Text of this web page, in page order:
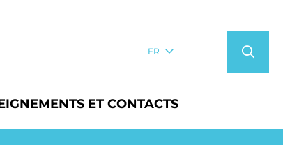
FR
ET CONTACTS